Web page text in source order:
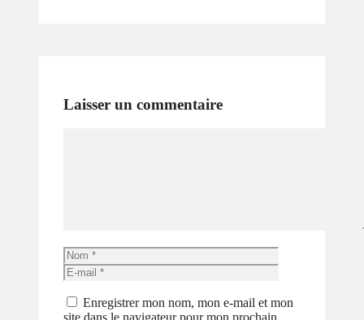
Laisser un commentaire
Nom
mail
Enregistrer mon nom, mon e-mail et mon